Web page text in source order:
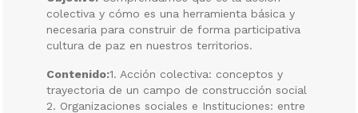
colectiva y cómo es una herramienta básica y
necesaria para construir de forma participativa
cultura de paz en nuestros territorios.
Contenido:1. Acción colectiva: conceptos y
trayectoria de un campo de construcción social
2. Organizaciones sociales e Instituciones: entre